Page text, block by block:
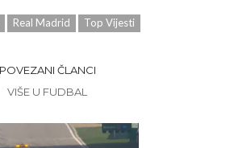
Real Madrid Top Vijesti
POVEZANI ČLANCI
VIŠE U FUDBAL